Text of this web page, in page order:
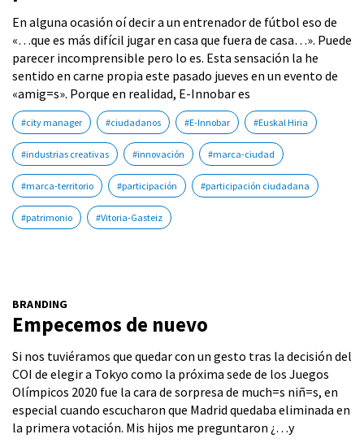
En alguna ocasión oí decir a un entrenador de fútbol eso de
«…que es más difícil jugar en casa que fuera de casa…». Puede
parecer incomprensible pero lo es. Esta sensación la he
sentido en carne propia este pasado jueves en un evento de
«amig=s». Porque en realidad, E-Innobar es
#city manager #ciudadanos #E-Innobar #Euskal Hiria
#industrias creativas #innovación #marca-ciudad
#marca-territorio #participación #participación ciudadana
#patrimonio #Vitoria-Gasteiz
BRANDING
Empecemos de nuevo
Si nos tuviéramos que quedar con un gesto tras la decisión del
COI de elegir a Tokyo como la próxima sede de los Juegos
Olímpicos 2020 fue la cara de sorpresa de much=s niñ=s, en
especial cuando escucharon que Madrid quedaba eliminada en
la primera votación. Mis hijos me preguntaron ¿…y